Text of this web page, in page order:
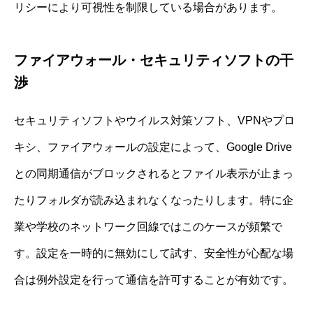
リシーにより可視性を制限している場合があります。
ファイアウォール・セキュリティソフトの干
渉
セキュリティソフトやウイルス対策ソフト、VPNやプロ
キシ、ファイアウォールの設定によって、Google Drive
との同期通信がブロックされるとファイル表示が止まっ
たりフォルダが読み込まれなくなったりします。特に企
業や学校のネットワーク回線ではこのケースが頻繁で
す。設定を一時的に無効にして試す、安全性が心配な場
合は例外設定を行って通信を許可することが有効です。